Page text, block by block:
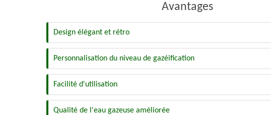
Avantages
Design élégant et rétro
Personnalisation du niveau de gazéification
Facilité d'utilisation
Qualité de l'eau gazeuse améliorée